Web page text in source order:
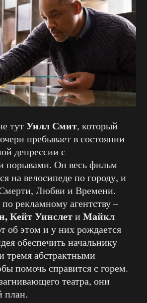
тутУилл Смит, который
пребывает в состоянии
депрессии с
порывами. Он весь фильм
на велосипеде по городу, и
Любви и Времени.
рекламному агентству –
Кейт Уинслети Майкл
об этом и у них рождается
обеспечить начальнику
тремя абстрактными
помочь справится с горем.
театра, они
план.